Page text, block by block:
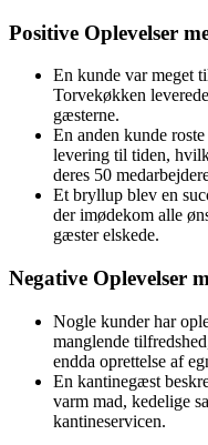
Positive Oplevelser
En kunde var meget
Torvekøkken
gæsterne.
En anden kunde
levering til tiden,
deres 50
Et bryllup blev en
der imødekom alle
gæster elskede.
Negative Oplevelser
Nogle kunder har
manglende
endda oprettelse af
En kantinegæst
varm mad, kedelige
kantineservicen.